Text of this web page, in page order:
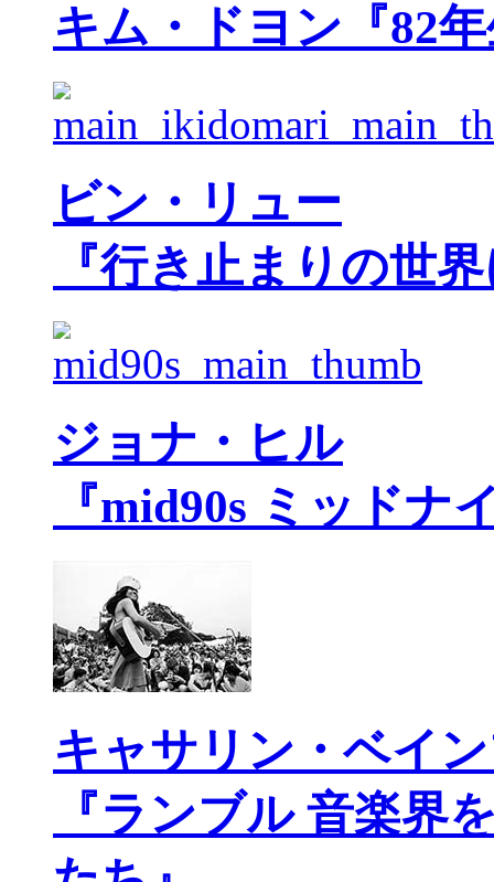
キム・ドヨン『82
ビン・リュー
『行き止まりの世
ジョナ・ヒル
『mid90s ミッドナ
キャサリン・ベイ
『ランブル 音楽界